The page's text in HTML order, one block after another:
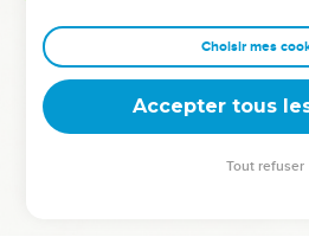
ceux que vous faites pour
holocaustes, de vos offrandes, de
sacrifices de communion.
La Bible Du Semeur Copyright © 1992, 1999 by
Choisir mes
Accepter tous
Tout refuser